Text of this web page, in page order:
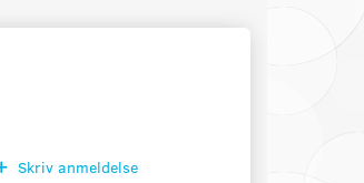
Skriv anmeldelse